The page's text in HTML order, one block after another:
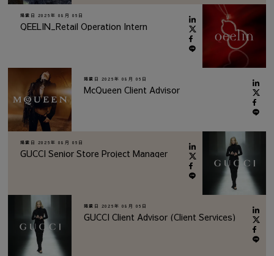
掲載日 2026年 08月 06日
QEELIN_Retail Operation Intern
掲載日 2026年 08月 06日
McQueen Client Advisor
掲載日 2026年 08月 06日
GUCCI Senior Store Project Manager
掲載日 2026年 08月 06日
GUCCI Client Advisor (Client Services)